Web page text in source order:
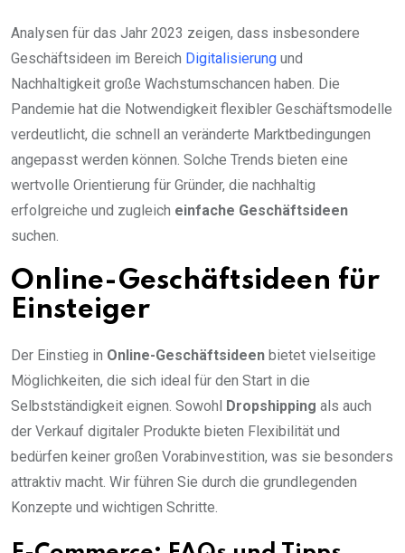
Analysen für das Jahr 2023 zeigen, dass insbesondere
Geschäftsideen im Bereich Digitalisierung und
Nachhaltigkeit große Wachstumschancen haben. Die
Pandemie hat die Notwendigkeit flexibler Geschäftsmodelle
verdeutlicht, die schnell an veränderte Marktbedingungen
angepasst werden können. Solche Trends bieten eine
wertvolle Orientierung für Gründer, die nachhaltig
erfolgreiche und zugleich einfache Geschäftsideen
suchen.
Online-Geschäftsideen für
Einsteiger
Der Einstieg in Online-Geschäftsideen bietet vielseitige
Möglichkeiten, die sich ideal für den Start in die
Selbstständigkeit eignen. Sowohl
Dropshipping als auch
der Verkauf digitaler Produkte bieten Flexibilität und
bedürfen keiner großen Vorabinvestition, was sie besonders
attraktiv macht. Wir führen Sie durch die grundlegenden
Konzepte und wichtigen Schritte.